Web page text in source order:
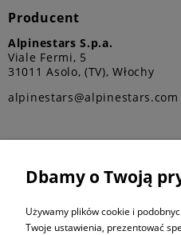
Producent
Alpinestars S.p.a.
Viale Fermi, 5
31011 Asolo, (TV), Włochy
alpinestars@alpinestars.com
ZAPISZ
Dbamy o Twoją
Używamy plików cookie i
Twoje ustawienia, prezentować